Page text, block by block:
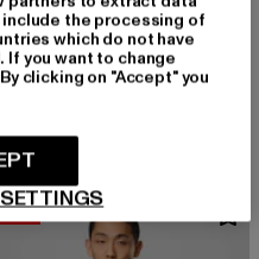
OFFENDER
-15%
the processing of
which do not have
you want to change
clicking on "Accept" you